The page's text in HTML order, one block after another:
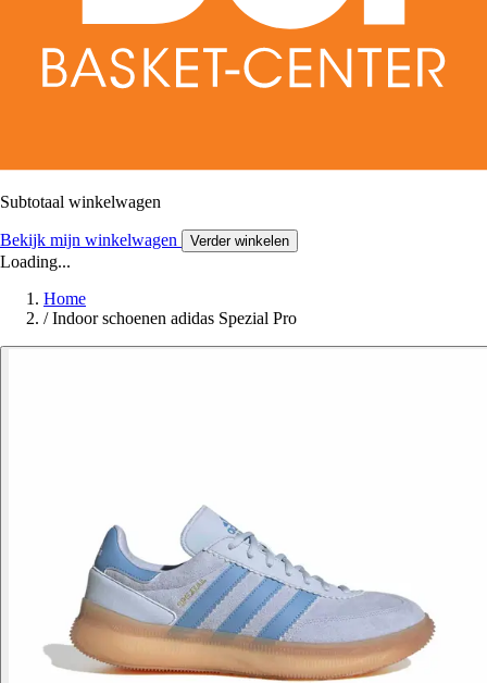
Subtotaal winkelwagen
Bekijk mijn winkelwagen Verder winkelen
Loading...
Home
/ Indoor schoenen adidas Spezial Pro